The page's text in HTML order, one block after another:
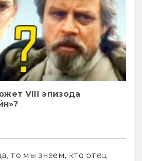
VIII эпизода
то мы знаем, кто отец